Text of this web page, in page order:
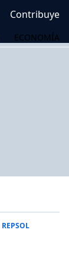
Contribuye
ECONOMÍA
REPSOL